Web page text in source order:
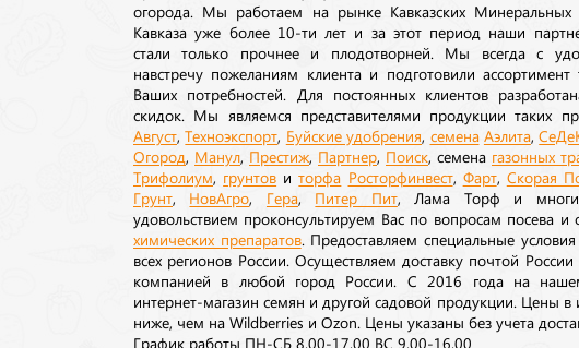
огорода. Мы работаем на рынке Кавказских Минеральных
Кавказа уже более 10-ти лет и за этот период наши
стали только прочнее и плодотворней. Мы всегда с
навстречу пожеланиям клиента и подготовили ассортимент
Ваших потребностей. Для постоянных клиентов
скидок. Мы являемся представителями продукции таких
Август ,Техноэкспорт Буйские удобрения семена Аэлита,
Огород Манул Престиж Партнер Поиск , семена газонных
Трифолиум грунтов иторфа Росторфинвест, Фарт, Скорая
Грунт НовАгро Гера, Питер Пит, Лама Торф и
удовольствием проконсультируем Вас по вопросам посева и
химических препаратов. Предоставляем специальные
всех регионов России. Осуществляем доставку почтой России
компанией в любой город России. С 2016 года на
интернет-магазин семян и другой садовой продукции. Цены в
ниже, чем на Wildberries и Ozon. Цены указаны без учета
График работы ПН-СБ 8,00-17,00 ВС 9,00-16,00